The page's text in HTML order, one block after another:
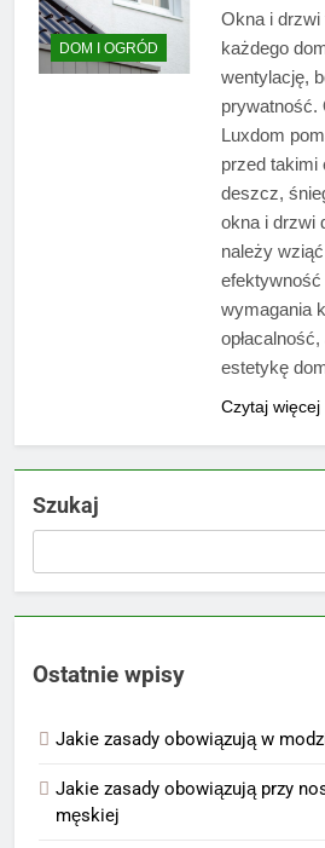
DOM I OGRÓD
Okna i drzwi
każdego
wentylację,
prywatność.
Luxdom
przed takimi
deszcz,
okna i drzwi
należy
wymagania
estetykę
Czytaj więcej
Szukaj
Ostatnie wpisy
Jakie zasady obowiązują w
Jakie zasady obowiązują przy
męskiej